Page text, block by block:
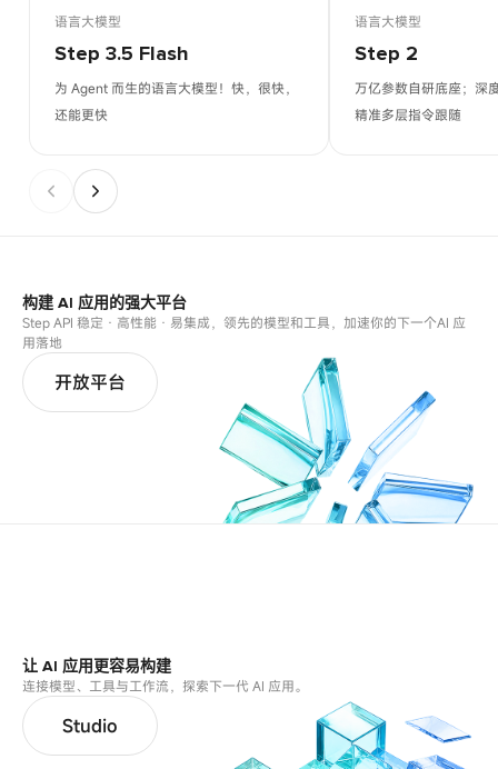
语言大模型
Step 3.5 Flash
为 Agent 而生的语言大模型！快，很快，
还能更快
语言大模型
Step 2
万亿参数自研底座；深
精准多层指令跟随
构建 AI 应用的强大平台
Step API 稳定 · 高性能 · 易集成，领先的模型和工具，加速你的下一个AI 应
用落地
开放平台
让 AI 应用更容易构建
连接模型、工具与工作流，探索下一代 AI 应用。
Studio